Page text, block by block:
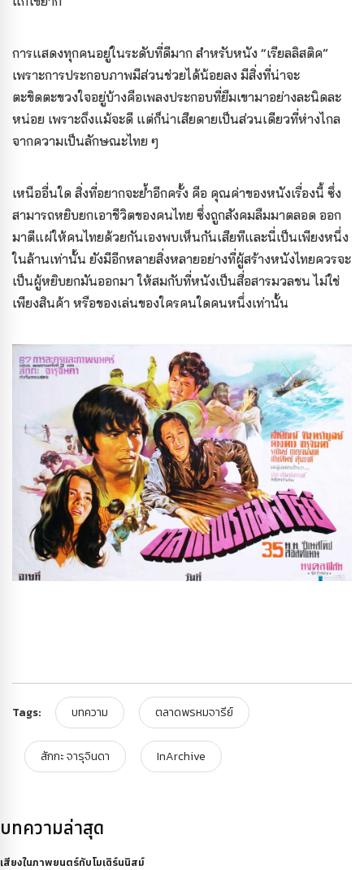
การแสดงทุกคนอยู่ในระดับที่ดีมาก สำหรับหนัง “เรียลลิสติค”
เพราะการประกอบภาพมีส่วนช่วยได้น้อยลง มีสิ่งที่น่าจะ
ตะขิดตะขวงใจอยู่บ้างคือเพลงประกอบที่ยืมเขามาอย่างละนิดละ
หน่อย เพราะถึงแม้จะดี แต่ก็น่าเสียดายเป็นส่วนเดียวที่ห่างไกล
จากความเป็นลักษณะไทย ๆ
เหนืออื่นใด สิ่งที่อยากจะย้ำอีกครั้ง คือ คุณค่าของหนังเรื่องนี้ ซึ่ง
สามารถหยิบยกเอาชีวิตของคนไทย ซึ่งถูกสังคมลืมมาตลอด ออก
มาตีแผ่ให้คนไทยด้วยกันเองพบเห็นกันเสียทีและนี่เป็นเพียงหนึ่ง
ในล้านเท่านั้น ยังมีอีกหลายสิ่งหลายอย่างที่ผู้สร้างหนังไทยควรจะ
เป็นผู้หยิบยกมันออกมา ให้สมกับที่หนังเป็นสื่อสารมวลชน ไม่ใช่
เพียงสินค้า หรือของเล่นของใครคนใดคนหนึ่งเท่านั้น
Tags: บทความ ตลาดพรหมจารีย์
สักกะ จารุจินดา InArchive
บทความล่าสุด
เสียงในภาพยนตร์กับโมเดิร์นนิสม์